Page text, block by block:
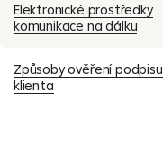
Elektronické prostředky
komunikace na dálku
Způsoby ověření podpisu
klienta